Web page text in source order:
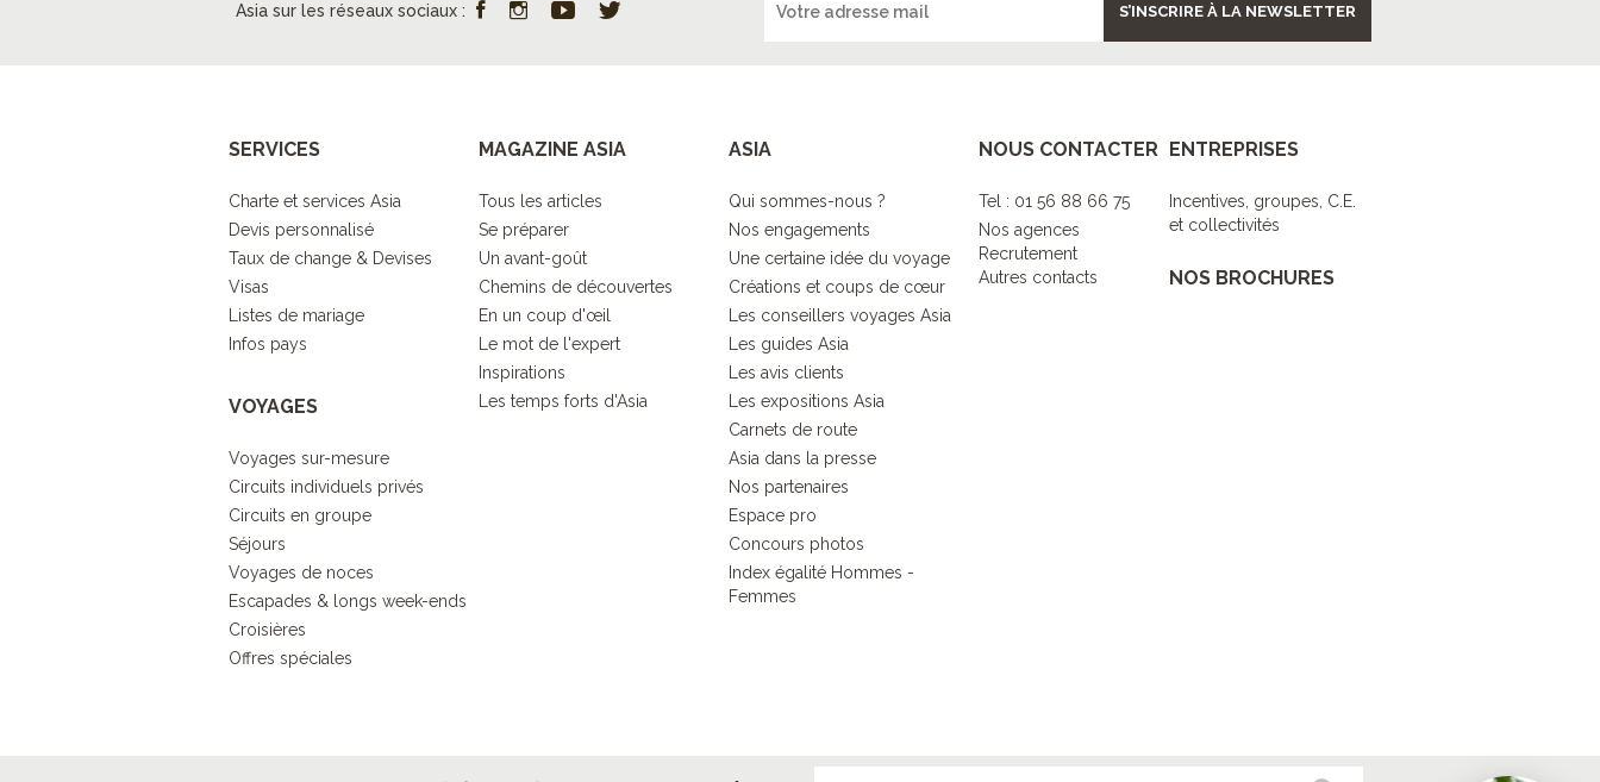
Asia sur les réseaux sociaux : S’INSCRIRE À LA NEWSLETTER
SERVICES
Charte et services Asia
Devis personnalisé
Taux de change & Devises
Visas
Listes de mariage
Infos pays
VOYAGES
Voyages sur-mesure
Circuits individuels privés
Circuits en groupe
Séjours
Voyages de noces
Escapades & longs week-ends
Croisières
Offres spéciales
MAGAZINE ASIA
Tous les articles
Se préparer
Un avant-goût
Chemins de découvertes
En un coup d'œil
Le mot de l'expert
Inspirations
Les temps forts d'Asia
ASIA
Qui sommes-nous ?
Nos engagements
Une certaine idée du voyage
Créations et coups de cœur
Les conseillers voyages Asia
Les guides Asia
Les avis clients
Les expositions Asia
Carnets de route
Asia dans la presse
Nos partenaires
Espace pro
Concours photos
Index égalité Hommes -
Femmes
NOUS CONTACTER
Tel : 01 56 88 66 75
Nos agences
Recrutement
Autres contacts
ENTREPRISES
Incentives, groupes, C.E.
et collectivités
NOS BROCHURES